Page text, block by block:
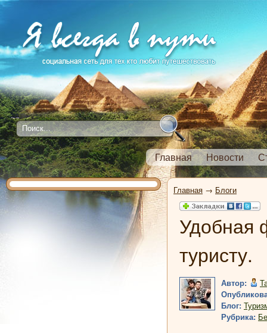
Главная Новости
Главная → Блоги
Удобная
туристу.
Автор:
Блог:
Рубрика: